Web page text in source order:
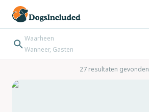
Waarheen
Wanneer, Gasten
Bestemming zoeken
Inchecken → Uitchecken27 resultaten gevonden